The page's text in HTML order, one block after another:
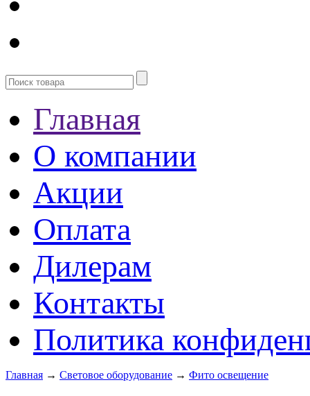
Главная
О компании
Акции
Оплата
Дилерам
Контакты
Политика
Главная → Световое оборудование → Фито освещение